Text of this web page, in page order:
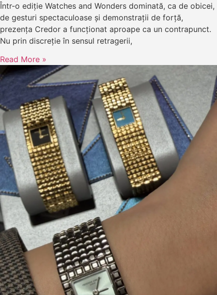
Într-o ediție Watches and Wonders dominată, ca de obicei,
de gesturi spectaculoase și demonstrații de forță,
prezența Credor a funcționat aproape ca un contrapunct.
Nu prin discreție în sensul retragerii,
Read More »